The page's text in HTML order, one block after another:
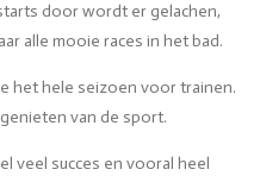
door wordt er gelachen,
alle mooie races in het bad.
het hele seizoen voor trainen.
van de sport.
veel succes en vooral heel